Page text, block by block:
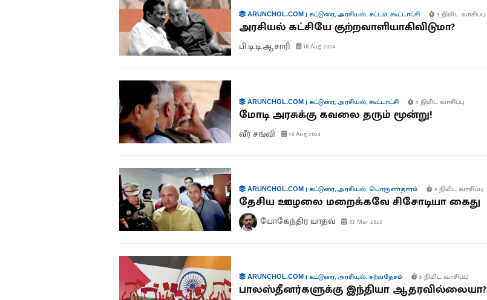
ARUNCHOL.COM| கட்டுரை,அரசியல், சட்டம்,கூட்டாட்சி 5 நிமிட வாசிப்பு
அரசியல் கட்சியே குற்றவாளியாகிவிடுமா?
பி.டி.டி.ஆசாரி 18 Aug 2024
ARUNCHOL.COM| கட்டுரை,அரசியல்,கூட்டாட்சி 5 நிமிட வாசிப்பு
மோடி அரசுக்கு கவலை தரும் மூன்று!
வீர் சங்வி 18 Aug 2024
ARUNCHOL.COM| கட்டுரை,அரசியல்,பொருளாதாரம் 5 நிமிட வாசிப்பு
தேசிய ஊழலை மறைக்கவே சிசோடியா கைது
யோகேந்திர யாதவ் 03 Mar 2023
ARUNCHOL.COM| கட்டுரை,அரசியல், சர்வதேசம் 5 நிமிட வாசிப்பு
பாலஸ்தீனர்களுக்கு இந்தியா ஆதரவில்லையா?